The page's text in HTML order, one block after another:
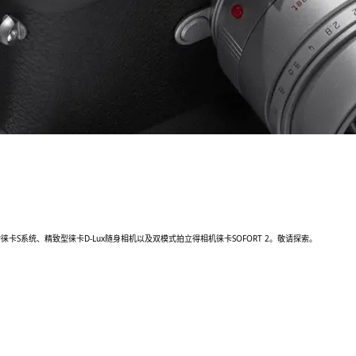
S系统、精致型徕卡D-Lux随身相机以及双模式拍立得相机徕卡SOFORT 2。敬请探索。